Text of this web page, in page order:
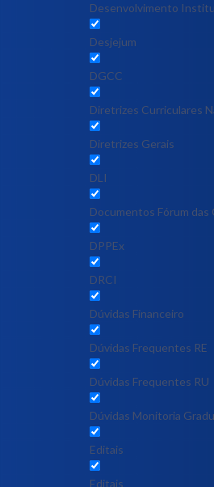
Desenvolvimento
Desjejum
DGCC
Diretrizes Curriculares
Diretrizes Gerais
DLI
Documentos Fórum das
DPPEx
DRCI
Dúvidas Financeiro
Dúvidas Frequentes RE
Dúvidas Frequentes RU
Dúvidas Monitoria
Editais
Editais